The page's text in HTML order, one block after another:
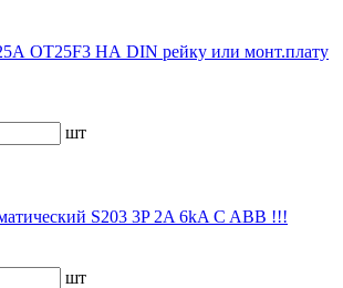
ОT25F3 НА DIN рейку или монт.плату
шт
S203 3P 2A 6kA C ABB !!!
шт